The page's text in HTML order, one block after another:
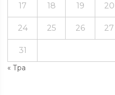
« Тра
17 18 19 20
24 25 26 27
31